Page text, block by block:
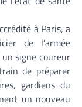
à Paris, a
de l’armée
signe coureur
de préparer
gardiens du
un nouveau